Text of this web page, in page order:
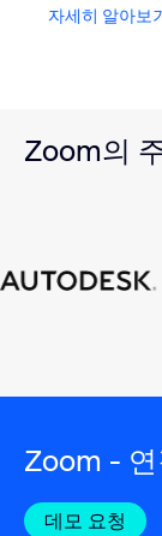
자세히 알아보
Zoom의
Zoom -
데모 요청